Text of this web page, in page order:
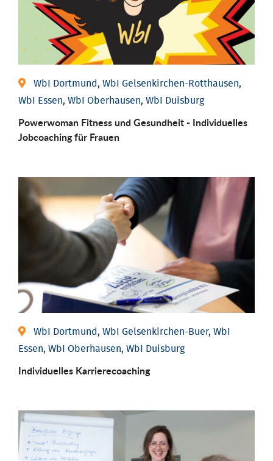
WbI Dortmund, WbI Gelsenkirchen-Rotthausen,
WbI Essen, WbI Oberhausen, WbI Duisburg
Powerwoman Fitness und Gesund­heit - Individu­elles
Job­coaching für Frauen
WbI Dortmund, WbI Gelsenkirchen-Buer, WbI
Essen, WbI Oberhausen, WbI Duisburg
Individu­elles Karrierecoaching